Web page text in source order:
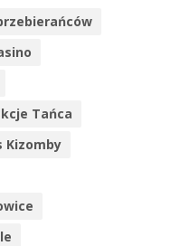
Tańca
Kizomby